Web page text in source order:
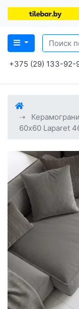
+375 (29) 133-92-
60x60 Laparet